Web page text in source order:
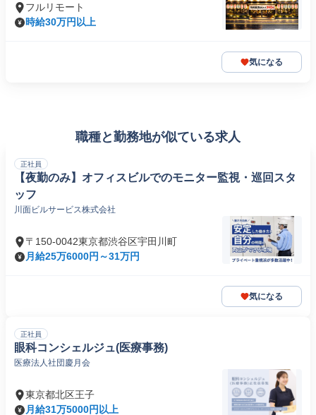
フルリモート
時給30万円以上
気になる
職種と勤務地が似ている求人
正社員
【夜勤のみ】オフィスビルでのモニター監視・巡回スタ
ッフ
川面ビルサービス株式会社
〒150-0042東京都渋谷区宇田川町
月給25万6000円～31万円
気になる
正社員
眼科コンシェルジュ(医療事務)
医療法人社団慶月会
東京都北区王子
月給31万5000円以上